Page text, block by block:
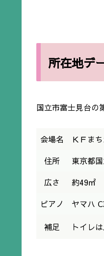
所在地デ
国立市富士見台の
会場名
ＫＦま
住所
東京都
広さ
約49㎡
ピアノ
ヤマハ
補足 トイレ